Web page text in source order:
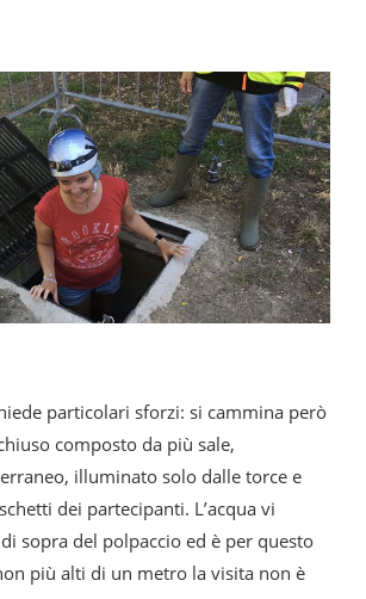
particolari sforzi: si cammina però
composto da più sale,
illuminato solo dalle torce e
dei partecipanti. L’acqua vi
sopra del polpaccio ed è per questo
più alti di un metro la visita non è